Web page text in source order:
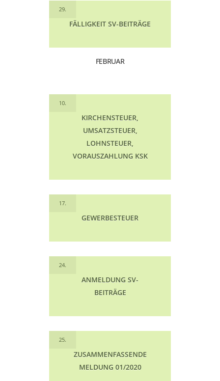
29.
FÄLLIGKEIT SV-BEITRÄGE
FEBRUAR
10.
KIRCHENSTEUER,
UMSATZSTEUER,
LOHNSTEUER,
VORAUSZAHLUNG KSK
17.
GEWERBESTEUER
24.
ANMELDUNG SV-
BEITRÄGE
25.
ZUSAMMENFASSENDE
MELDUNG 01/2020